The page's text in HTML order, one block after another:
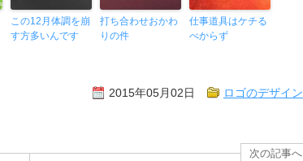
この12月体調を崩
す方多いんです
打ち合わせおかわ
りの件
仕事道具はケチる
べからず
2015年05月02日 ロゴのデザイン
次の記事へ